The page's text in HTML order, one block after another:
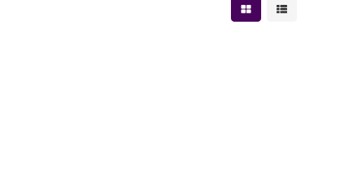
Mostrar resultados em
Mostrar